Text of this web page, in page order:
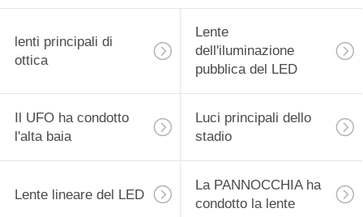
lenti principali di
ottica
Lente
dell'iluminazione
pubblica del LED
Il UFO ha condotto
l'alta baia
Luci principali dello
stadio
Lente lineare del LED
La PANNOCCHIA ha
condotto la lente